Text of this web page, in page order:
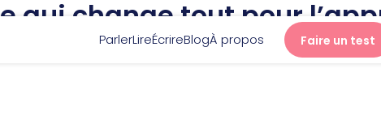
ParlerLireÉcrireBlogÀ propos Faire un test
qui change tout pour